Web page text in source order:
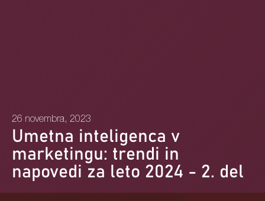
26 novembra, 2023
Umetna inteligenca v
marketingu: trendi in
napovedi za leto 2024 - 2. del